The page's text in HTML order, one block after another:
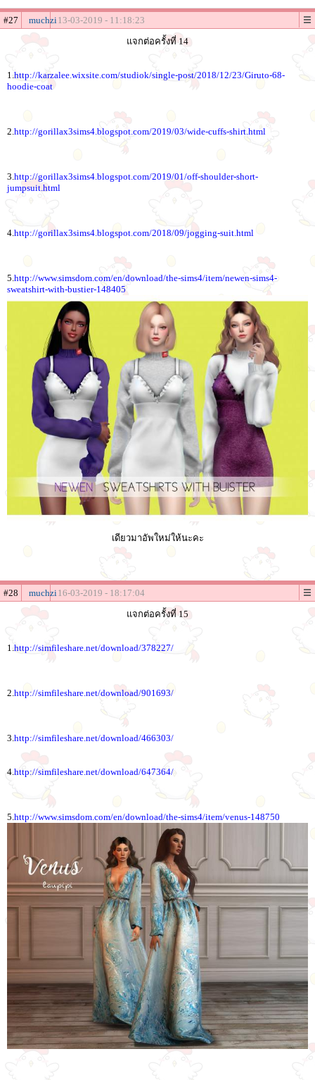
#27 muchzi13-03-2019 - 11:18:23
แจกต่อครั้งที่ 14
1.http://karzalee.wixsite.com/studiok/single-post/2018/12/23/Giruto-68-
hoodie-coat
2.http://gorillax3sims4.blogspot.com/2019/03/wide-cuffs-shirt.html
3.http://gorillax3sims4.blogspot.com/2019/01/off-shoulder-short-
jumpsuit.html
4.http://gorillax3sims4.blogspot.com/2018/09/jogging-suit.html
5.http://www.simsdom.com/en/download/the-sims4/item/newen-sims4-
sweatshirt-with-bustier-148405
เดียวมาอัพใหม่ให้นะคะ
#28 muchzi16-03-2019 - 18:17:04
แจกต่อครั้งที่ 15
1.http://simfileshare.net/download/378227/
2.http://simfileshare.net/download/901693/
3.http://simfileshare.net/download/466303/
4.http://simfileshare.net/download/647364/
5.http://www.simsdom.com/en/download/the-sims4/item/venus-148750